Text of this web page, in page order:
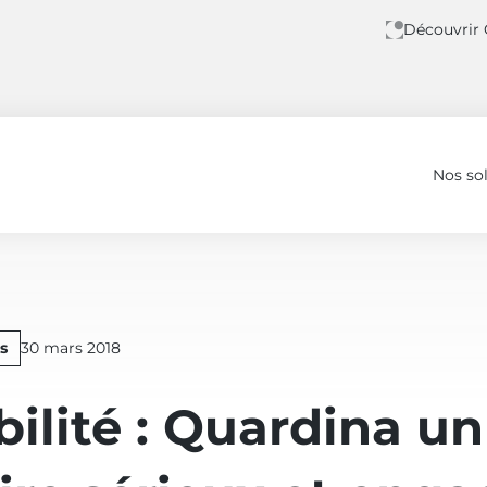
Découvrir
Nos
sérieux et engagé
Publié
le
30 mars 2018
: Quardina un